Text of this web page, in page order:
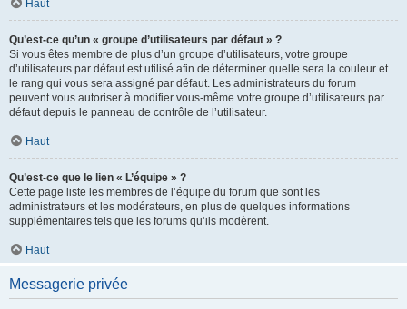
Haut
Qu’est-ce qu’un « groupe d’utilisateurs par défaut » ?
Si vous êtes membre de plus d’un groupe d’utilisateurs, votre groupe
d’utilisateurs par défaut est utilisé afin de déterminer quelle sera la couleur et
le rang qui vous sera assigné par défaut. Les administrateurs du forum
peuvent vous autoriser à modifier vous-même votre groupe d’utilisateurs par
défaut depuis le panneau de contrôle de l’utilisateur.
Haut
Qu’est-ce que le lien « L’équipe » ?
Cette page liste les membres de l’équipe du forum que sont les
administrateurs et les modérateurs, en plus de quelques informations
supplémentaires tels que les forums qu’ils modèrent.
Haut
Messagerie privée